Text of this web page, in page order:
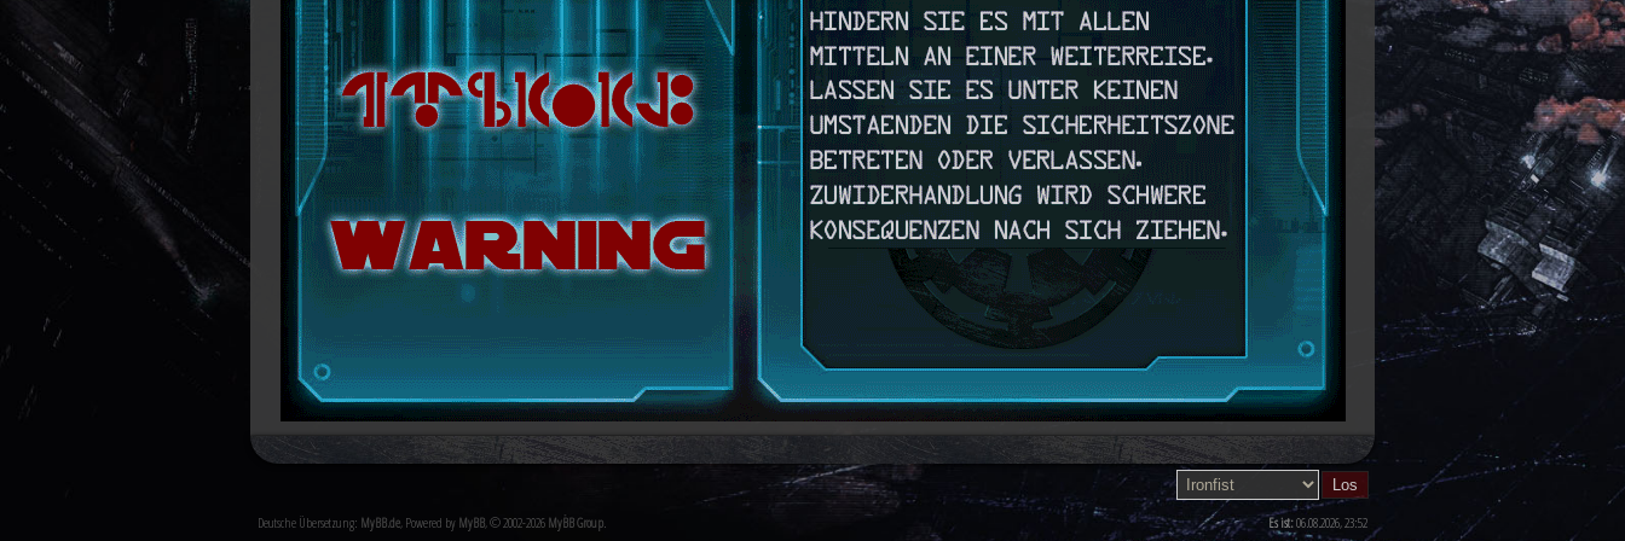
Es ist:06.08.2026, 23:52
Deutsche Übersetzung: MyBB.de, Powered by MyBB, © 2002-2026 MyBB Group.